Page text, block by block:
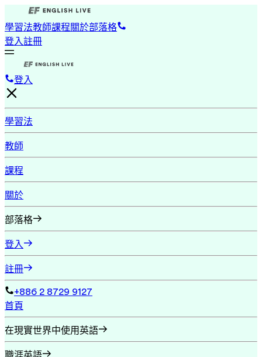
學習法教師課程關於部落格
登入註冊
登入
學習法
教師
課程
關於
部落格
登入
註冊
+886 2 8729 9127
首頁
在現實世界中使用英語